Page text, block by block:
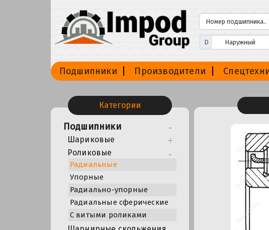
D
Подшипники Производители
Категории
Подшипники
Шариковые
Роликовые
Радиальные
Упорные
Радиально-упорные
Радиальные сферические
С витыми роликами